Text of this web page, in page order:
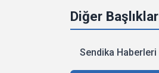
Diğer Başlıklar
Sendika Haberleri